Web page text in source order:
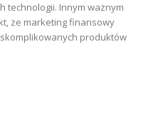
technologii. Innym ważnym
że marketing finansowy
produktów